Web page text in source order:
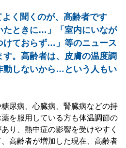
よく聞くのが、高齢者です
たときに…」「室内にいなが
けておらず…」等のニュース
。高齢者は、皮膚の温度調
動しないから…という人もい
尿病、心臓病、腎臓病などの持
を服用している方も体温調節の
り、熱中症の影響を受けやすく
高齢者が増加した現在、高齢者